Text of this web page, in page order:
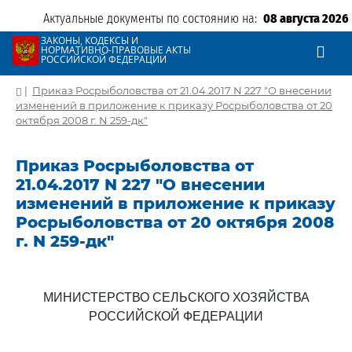
Актуальные документы по состоянию на: 08 августа 2026
ЗАКОНЫ, КОДЕКСЫ И
НОРМАТИВНО-ПРАВОВЫЕ АКТЫ
РОССИЙСКОЙ ФЕДЕРАЦИИ
| Приказ Росрыболовства от 21.04.2017 N 227 "О внесении
изменений в приложение к приказу Росрыболовства от 20
октября 2008 г. N 259-дк"
Приказ Росрыболовства от
21.04.2017 N 227 "О внесении
изменений в приложение к приказу
Росрыболовства от 20 октября 2008
г. N 259-дк"
МИНИСТЕРСТВО СЕЛЬСКОГО ХОЗЯЙСТВА
РОССИЙСКОЙ ФЕДЕРАЦИИ